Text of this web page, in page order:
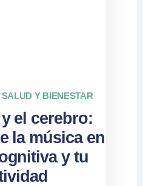
SALUD Y BIENESTAR
el cerebro:
la música en
y tu